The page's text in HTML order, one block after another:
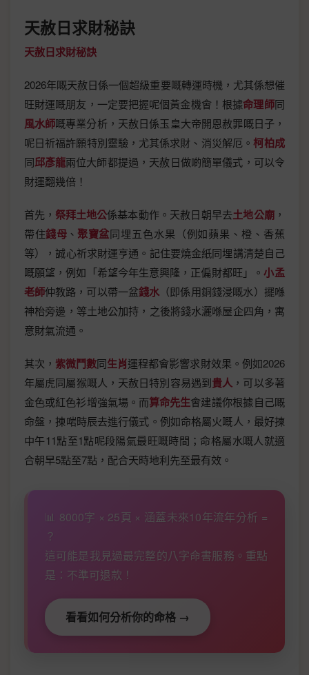
天赦日求財秘訣
天赦日求財秘訣
2026年嘅天赦日係一個超級重要嘅轉運時機，尤其係想催
旺財運嘅朋友，一定要把握呢個黃金機會！根據命理師同
風水師嘅專業分析，天赦日係玉皇大帝開恩赦罪嘅日子，
呢日祈福許願特別靈驗，尤其係求財、消災解厄。 柯柏成
同邱彥龍兩位大師都提過，天赦日做啲簡單儀式，可以令
財運翻幾倍！
首先， 祭拜土地公係基本動作。天赦日朝早去土地公廟 ，
帶住錢母 、 聚寶盆同埋五色水果（例如蘋果、橙、香蕉
等），誠心祈求財運亨通。記住要燒金紙同埋講清楚自己
嘅願望，例如「希望今年生意興隆，正偏財都旺」。 小孟
老師仲教路，可以帶一盆錢水 （即係用銅錢浸嘅水）擺喺
神枱旁邊，等土地公加持，之後將錢水灑喺屋企四角，寓
意財氣流通。
其次， 紫微鬥數同生肖運程都會影響求財效果。例如2026
年屬虎同屬猴嘅人，天赦日特別容易遇到貴人 ，可以多著
金色或紅色衫增強氣場。而算命先生會建議你根據自己嘅
命盤，揀啱時辰去進行儀式。例如命格屬火嘅人，最好揀
中午11點至1點呢段陽氣最旺嘅時間；命格屬水嘅人就適
合朝早5點至7點，配合天時地利先至最有效。
📊 8000字 × 25頁 × 涵蓋未來10年流年分析 =
？
這可能是我見過最完整的八字命書服務。重點
是：不準可退款！
看看如何分析你的命格 →